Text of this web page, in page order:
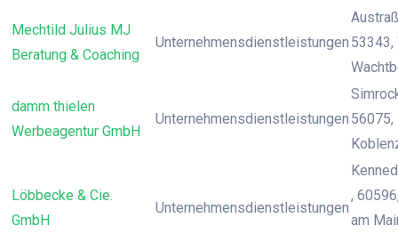
Mechtild Julius MJ
Beratung & Coaching
Unternehmensdienstleistungen 53343,
damm thielen
Werbeagentur GmbH
Unternehmensdienstleistungen 56075,
Löbbecke & Cie.
GmbH
Unternehmensdienstleistungen
,
am